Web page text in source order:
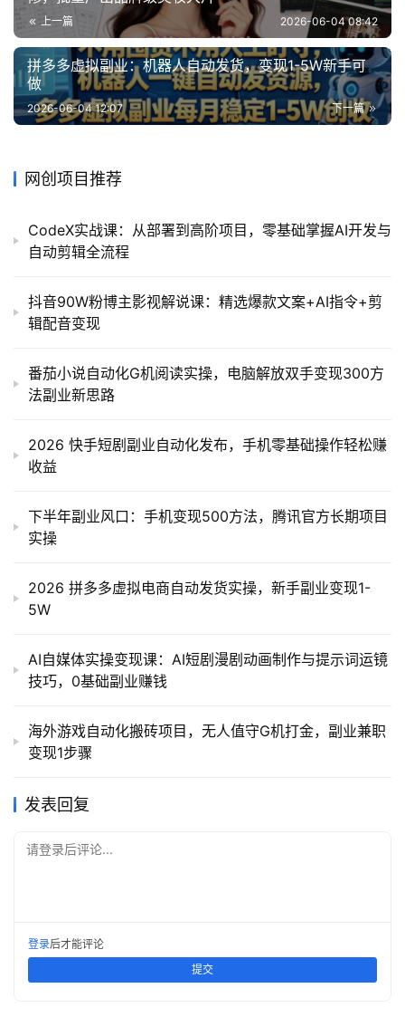
上一篇 2026-06-04 08:42
拼多多虚拟副业：机器人自动发货，变现1-5W新手可
做
下一篇
2026-06-04 12:07
网创项目推荐
CodeX实战课：从部署到高阶项目，零基础掌握AI开发与
自动剪辑全流程
抖音90W粉博主影视解说课：精选爆款文案+AI指令+剪
辑配音变现
番茄小说自动化G机阅读实操，电脑解放双手变现300方
法副业新思路
2026 快手短剧副业自动化发布，手机零基础操作轻松赚
收益
下半年副业风口：手机变现500方法，腾讯官方长期项目
实操
2026 拼多多虚拟电商自动发货实操，新手副业变现1-
5W
AI自媒体实操变现课：AI短剧漫剧动画制作与提示词运镜
技巧，0基础副业赚钱
海外游戏自动化搬砖项目，无人值守G机打金，副业兼职
变现1步骤
发表回复
请登录后评论...
登录后才能评论
提交